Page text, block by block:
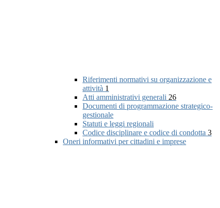
Riferimenti normativi su organizzazione e
attività 1
Atti amministrativi generali 26
Documenti di programmazione strategico-
gestionale
Statuti e leggi regionali
Codice disciplinare e codice di condotta 3
Oneri informativi per cittadini e imprese